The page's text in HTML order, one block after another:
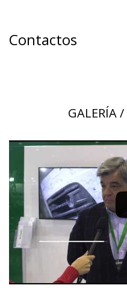
Contactos
GALERÍA